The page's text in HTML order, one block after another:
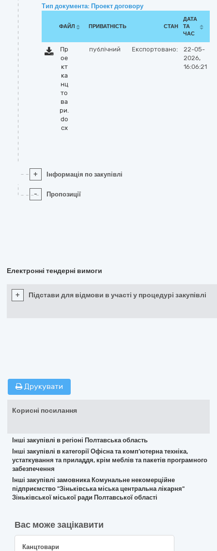
Тип документа: Проект договору
ФАЙЛ ПРИВАТНІСТЬ СТАН
ДАТА
ТА
ЧАС
Пр
ое
кт
ка
нц
то
ва
ри.
do
cx
публічний Експортовано:
22-05-
2026,
16:06:21
+ Інформація по закупівлі
- Пропозиції
Електронні тендерні вимоги
+ Підстави для відмови в участі у процедурі закупівлі
Друкувати
Корисні посилання
Інші закупівлі в регіоні Полтавська область
Інші закупівлі в категорії Офісна та комп’ютерна техніка,
устаткування та приладдя, крім меблів та пакетів програмного
забезпечення
Інші закупівлі замовника Комунальне некомерційне
підприємство "Зіньківська міська центральна лікарня"
Зіньківської міської ради Полтавської області
Вас може зацікавити
Канцтовари